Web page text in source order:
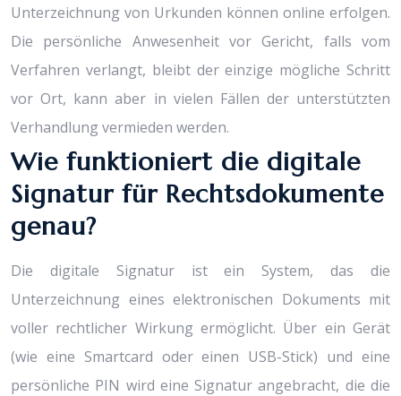
Unterzeichnung von Urkunden können online erfolgen.
Die persönliche Anwesenheit vor Gericht, falls vom
Verfahren verlangt, bleibt der einzige mögliche Schritt
vor Ort, kann aber in vielen Fällen der unterstützten
Verhandlung vermieden werden.
Wie funktioniert die digitale
Signatur für Rechtsdokumente
genau?
Die digitale Signatur ist ein System, das die
Unterzeichnung eines elektronischen Dokuments mit
voller rechtlicher Wirkung ermöglicht. Über ein Gerät
(wie eine Smartcard oder einen USB-Stick) und eine
persönliche PIN wird eine Signatur angebracht, die die